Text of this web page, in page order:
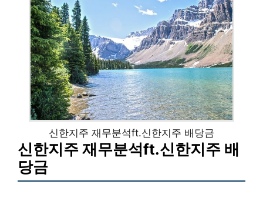
신한지주 재무분석ft.신한지주 배당금
신한지주 재무분석ft.신한지주 배
당금